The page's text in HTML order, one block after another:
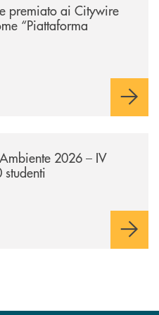
premiato ai Citywire
“Piattaforma
2026 – IV